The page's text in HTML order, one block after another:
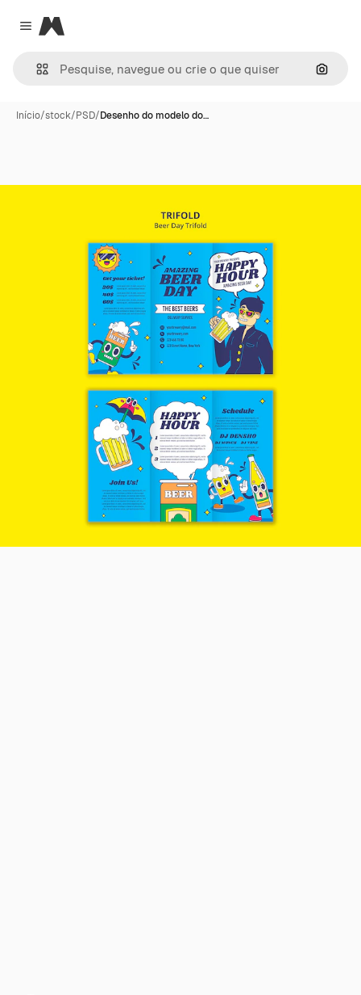
Close menu
Magnific
Início/stock/PSD/Desenho do modelo do…